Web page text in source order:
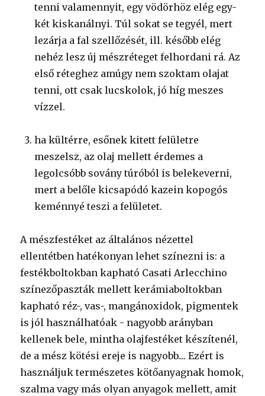
tenni valamennyit, egy vödörhöz elég egy-
két kiskanálnyi. Túl sokat se tegyél, mert
lezárja a fal szellőzését, ill. később elég
nehéz lesz új mészréteget felhordani rá. Az
első réteghez amúgy nem szoktam olajat
tenni, ott csak lucskolok, jó híg meszes
vízzel.
ha kültérre, esőnek kitett felületre
meszelsz, az olaj mellett érdemes a
legolcsóbb sovány túróból is belekeverni,
mert a belőle kicsapódó kazein kopogós
keménnyé teszi a felületet.
A mészfestéket az általános nézettel
ellentétben hatékonyan lehet színezni is: a
festékboltokban kapható Casati Arlecchino
színezőpaszták mellett kerámiaboltokban
kapható réz-, vas-, mangánoxidok, pigmentek
is jól használhatóak - nagyobb arányban
kellenek bele, mintha olajfestéket készítenél,
de a mész kötési ereje is nagyobb.... Ezért is
használjuk természetes kötőanyagnak homok,
szalma vagy más olyan anyagok mellett, amit